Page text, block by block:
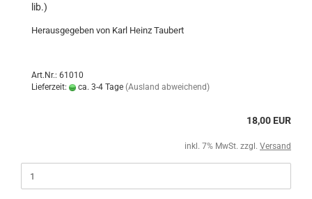
lib.)
Herausgegeben von Karl Heinz Taubert
Art.Nr.: 61010
Lieferzeit:
ca. 3-4 Tage (Ausland abweichend)
18,00 EUR
inkl. 7% MwSt. zzgl. Versand